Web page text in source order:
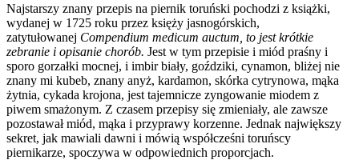
Najstarszy znany przepis na piernik toruński pochodzi z książki,
wydanej w 1725 roku przez księży jasnogórskich,
zatytułowanej Compendium medicum auctum, to jest krótkie
zebranie i opisanie chorób. Jest w tym przepisie i miód praśny i
sporo gorzałki mocnej, i imbir biały, goździki, cynamon, bliżej nie
znany mi kubeb, znany anyż, kardamon, skórka cytrynowa, mąka
żytnia, cykada krojona, jest tajemnicze zyngowanie miodem z
piwem smażonym. Z czasem przepisy się zmieniały, ale zawsze
pozostawał miód, mąka i przyprawy korzenne. Jednak największy
sekret, jak mawiali dawni i mówią współcześni toruńscy
piernikarze, spoczywa w odpowiednich proporcjach.